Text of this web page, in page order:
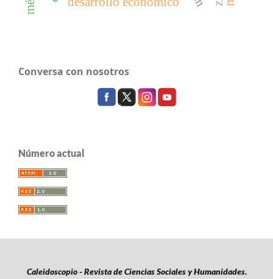
Conversa con nosotros
Número actual
Caleidoscopio - Revista de Ciencias Sociales y Humanidades.